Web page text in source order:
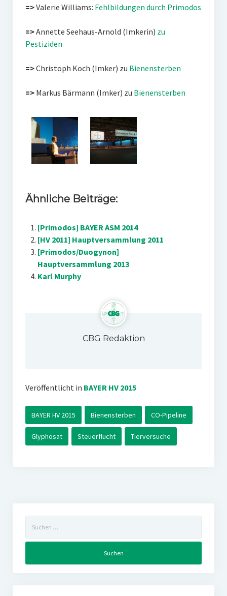
=>Valerie Williams: Fehlbildungen durch Primodos
=>Annette Seehaus-Arnold (Imkerin) zu
Pestiziden
=>Christoph Koch (Imker) zu Bienensterben
=>Markus Bärmann (Imker) zu Bienensterben
Ähnliche Beiträge:
[Primodos] BAYER ASM 2014
[HV 2011] Hauptversammlung 2011
[Primodos/Duogynon]
Hauptversammlung 2013
Karl Murphy
CBG Redaktion
Veröffentlicht in BAYER HV 2015
BAYER HV 2015 Bienensterben CO-Pipeline
Glyphosat Steuerflucht Tierversuche
nach: